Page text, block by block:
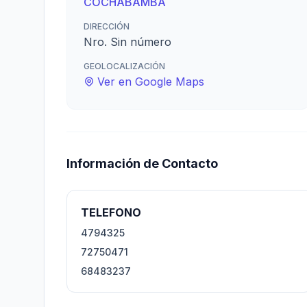
DIRECCIÓN
Nro. Sin número
GEOLOCALIZACIÓN
Ver en Google Maps
Información de Contacto
TELEFONO
4794325
72750471
68483237